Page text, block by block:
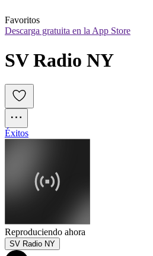
Favoritos
Descarga gratuita en la App Store
SV Radio NY
Éxitos
Reproduciendo ahora
SV Radio NY